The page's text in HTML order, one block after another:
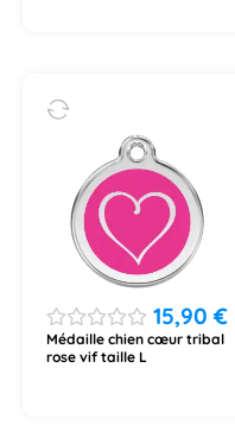
15,90 €
Médaille chien cœur tribal
rose vif taille L